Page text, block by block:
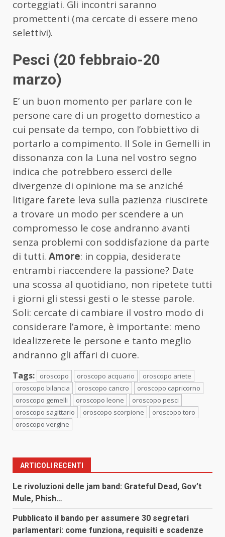
corteggiati. Gli incontri saranno
promettenti (ma cercate di essere meno
selettivi).
Pesci (20 febbraio-20
marzo)
E’ un buon momento per parlare con le
persone care di un progetto domestico a
cui pensate da tempo, con l’obbiettivo di
portarlo a compimento. Il Sole in Gemelli in
dissonanza con la Luna nel vostro segno
indica che potrebbero esserci delle
divergenze di opinione ma se anziché
litigare farete leva sulla pazienza riuscirete
a trovare un modo per scendere a un
compromesso le cose andranno avanti
senza problemi con soddisfazione da parte
di tutti. Amore: in coppia, desiderate
entrambi riaccendere la passione? Date
una scossa al quotidiano, non ripetete tutti
i giorni gli stessi gesti o le stesse parole.
Soli: cercate di cambiare il vostro modo di
considerare l’amore, è importante: meno
idealizzerete le persone e tanto meglio
andranno gli affari di cuore.
Tags: oroscopo oroscopo acquario
oroscopo ariete
oroscopo bilancia
oroscopo cancro
oroscopo capricorno
oroscopo gemelli
oroscopo leone
oroscopo pesci
oroscopo sagittario
oroscopo scorpione
oroscopo toro
oroscopo vergine
ARTICOLI RECENTI
Le rivoluzioni delle jam band: Grateful Dead, Gov’t
Mule, Phish…
Pubblicato il bando per assumere 30 segretari
parlamentari: come funziona, requisiti e scadenze